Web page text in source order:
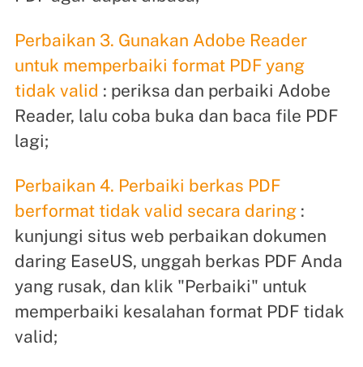
Perbaikan 3. Gunakan Adobe Reader
untuk memperbaiki format PDF yang
tidak valid : periksa dan perbaiki Adobe
Reader, lalu coba buka dan baca file PDF
lagi;
Perbaikan 4. Perbaiki berkas PDF
berformat tidak valid secara daring:
kunjungi situs web perbaikan dokumen
daring EaseUS, unggah berkas PDF Anda
yang rusak, dan klik "Perbaiki" untuk
memperbaiki kesalahan format PDF tidak
valid;